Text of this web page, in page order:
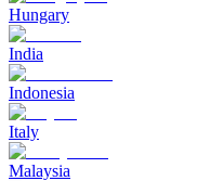
Hungary
India
Indonesia
Italy
Malaysia